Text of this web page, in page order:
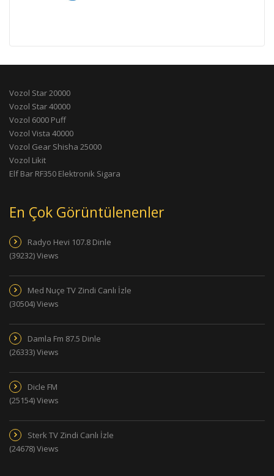
Vozol Star 20000
Vozol Star 40000
Vozol 6000 Puff
Vozol Vista 40000
Vozol Gear Shisha 25000
Vozol Likit
Elf Bar RF350 Elektronik Sigara
En Çok Görüntülenenler
Radyo Hevi 107.8 Dinle
(39232) Views
Med Nuçe TV Zindi Canlı İzle
(30504) Views
Damla Fm 87.5 Dinle
(26333) Views
Dicle FM
(25154) Views
Sterk TV Zindi Canlı İzle
(24678) Views